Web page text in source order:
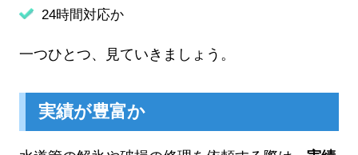
24時間対応か
一つひとつ、見ていきましょう。
実績が豊富か